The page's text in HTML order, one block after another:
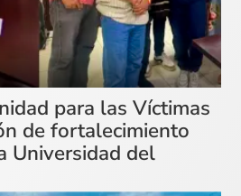
para las Víctimas
de fortalecimiento
Universidad del